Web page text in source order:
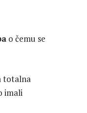
o čemu se
totalna
imali